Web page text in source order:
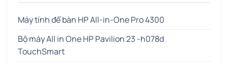
Máy tính để bàn HP All-in-One Pro 4300
Bộ máy All in One HP Pavilion 23 -h078d
TouchSmart